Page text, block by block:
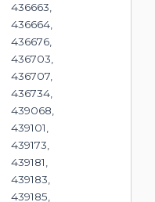
436663,
436664,
436676,
436703,
436707,
436734,
439068,
439101,
439173,
439181,
439183,
439185,